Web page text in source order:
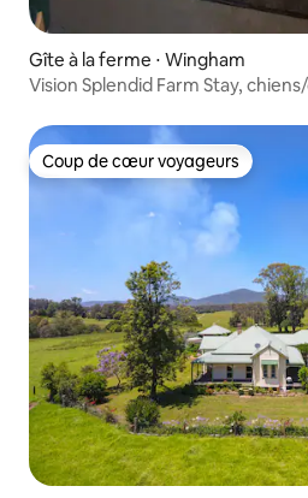
Gîte à la ferme ⋅ Wingham
Vision Splendid Farm Stay,
Coup de cœur voyageurs
Coup de cœur voyageurs